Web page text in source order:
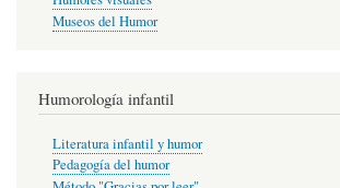
Museos del Humor
Humorología infantil
Literatura infantil y humor
Pedagogía del humor